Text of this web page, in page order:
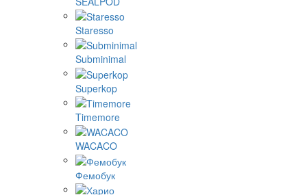
Fellow
Flair Espresso
Gene Café
Goat Story
La Pavoni